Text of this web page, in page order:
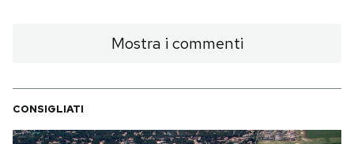
Mostra i commenti
CONSIGLIATI